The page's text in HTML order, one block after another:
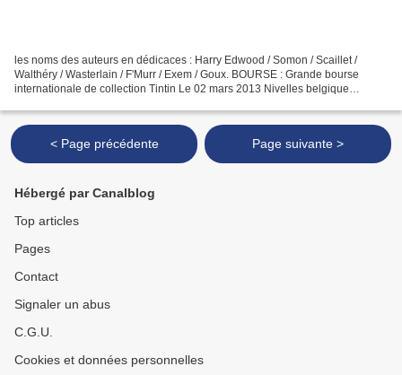
les noms des auteurs en dédicaces : Harry Edwood / Somon / Scaillet /
Walthéry / Wasterlain / F'Murr / Exem / Goux. BOURSE : Grande bourse
internationale de collection Tintin Le 02 mars 2013 Nivelles belgique
< Page précédente Page suivante >
Hébergé par Canalblog
Top articles
Pages
Contact
Signaler un abus
C.G.U.
Cookies et données personnelles